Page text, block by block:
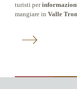
turisti per
mangiare in Valle